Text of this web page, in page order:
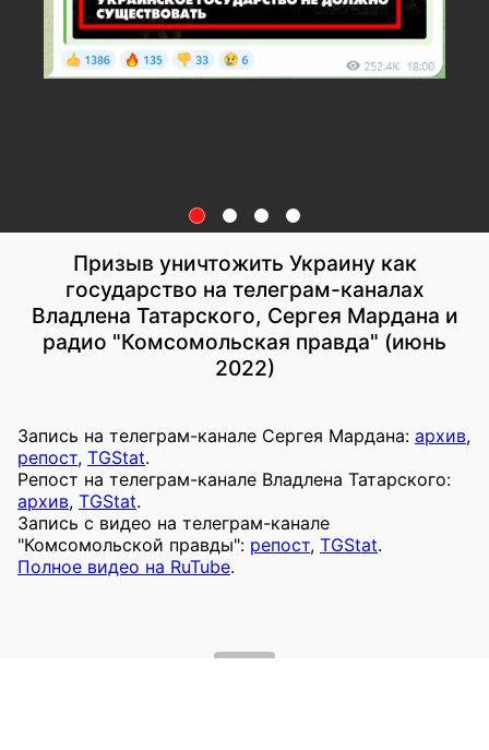
Призыв уничтожить Украину как
государство на телеграм-каналах
Владлена Татарского, Сергея Мардана и
радио "Комсомольская правда" (июнь
2022)
Запись на телеграм-канале Сергея Мардана: архив,
репост, TGStat.
Репост на телеграм-канале Владлена Татарского:
архив, TGStat.
Запись с видео на телеграм-канале
"Комсомольской правды": репост, TGStat.
Полное видео на RuTube.